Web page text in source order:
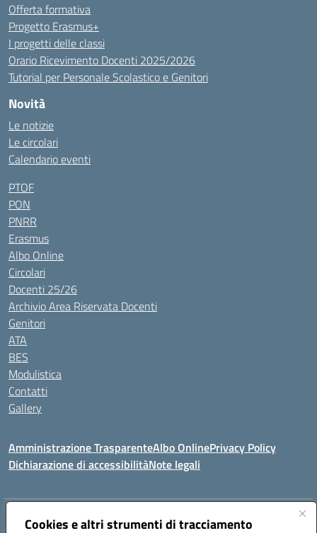
Cookies e altri strumenti di tracciamento
Offerta formativa
Progetto Erasmus+
I progetti delle classi
Orario Ricevimento Docenti 2025/2026
Tutorial per Personale Scolastico e Genitori
Novità
Le notizie
Le circolari
Calendario eventi
PTOF
PON
PNRR
Erasmus
Albo Online
Circolari
Docenti 25/26
Archivio Area Riservata Docenti
Genitori
ATA
BES
Modulistica
Contatti
Gallery
Amministrazione TrasparenteAlbo OnlinePrivacy Policy
Dichiarazione di accessibilitàNote legali
Indirizzo:Via Coniugi Crigna – Cap. 89861 – Tropea (VV)